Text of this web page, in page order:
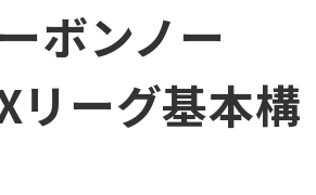
ボンノー
リーグ基本構